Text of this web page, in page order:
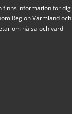
finns information för dig
Region Värmland och
om hälsa och vård